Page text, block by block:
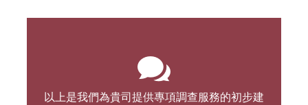
以上是我們為貴司提供專項調查服務的初步建